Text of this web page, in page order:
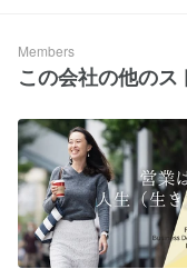
Members
この会社の他のス